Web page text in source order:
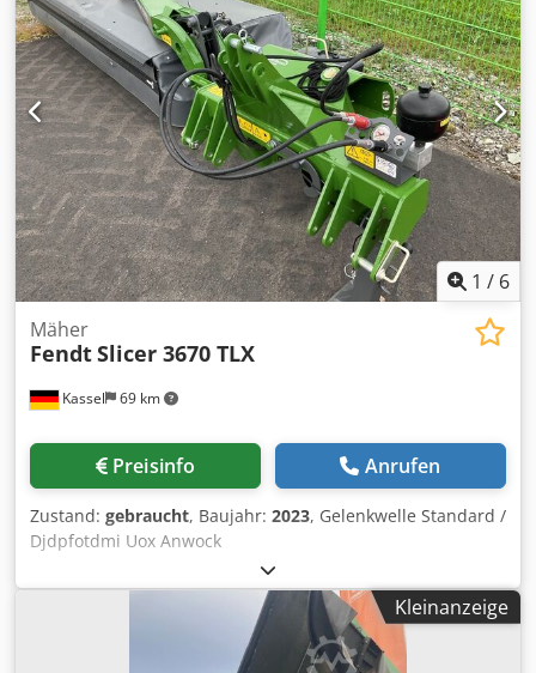
1 / 6
Kassel 69 km
Mäher
FendtSlicer 3670 TLX
Preisinfo Anrufen
Zustand: gebraucht, Baujahr: 2023, Gelenkwelle Standard /
Djdpfotdmi Uox Anwock
Kleinanzeige